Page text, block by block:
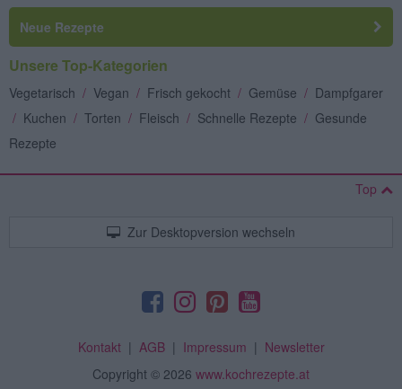
Neue Rezepte
Unsere Top-Kategorien
Vegetarisch / Vegan / Frisch gekocht / Gemüse / Dampfgarer
/ Kuchen / Torten / Fleisch / Schnelle Rezepte / Gesunde
Rezepte
Top
Zur Desktopversion wechseln
Kontakt| AGB| Impressum | Newsletter
Copyright © 2026 www.kochrezepte.at